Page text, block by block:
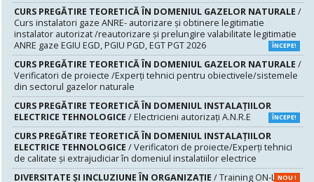
CURS PREGĂTIRE TEORETICĂ ÎN DOMENIUL GAZELOR NATURALE /
Curs instalatori gaze ANRE- autorizare și obtinere legitimatie
instalator autorizat /reautorizare și prelungire valabilitate legitimatie
ANRE gaze EGIU EGD, PGIU PGD, EGT PGT 2026
ÎNCEPE!
CURS PREGĂTIRE TEORETICĂ ÎN DOMENIUL GAZELOR NATURALE /
Verificatori de proiecte /Experţi tehnici pentru obiectivele/sistemele
din sectorul gazelor naturale
CURS PREGĂTIRE TEORETICĂ ÎN DOMENIUL INSTALAŢIILOR
ELECTRICE TEHNOLOGICE / Electricieni autorizaţi A.N.R.E ÎNCEPE!
CURS PREGĂTIRE TEORETICĂ ÎN DOMENIUL INSTALAŢIILOR
ELECTRICE TEHNOLOGICE / Verificatori de proiecte/Experţi tehnici
de calitate şi extrajudiciar în domeniul instalatiilor electrice
DIVERSITATE ȘI INCLUZIUNE ÎN ORGANIZAȚIE / Training ON-LINE
NOU !